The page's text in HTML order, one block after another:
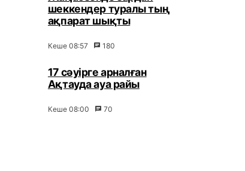
шеккендер туралы тың
ақпарат шықты
Кеше 08:57 180
17 сәуірге арналған
Ақтауда ауа райы
Кеше 08:00 70